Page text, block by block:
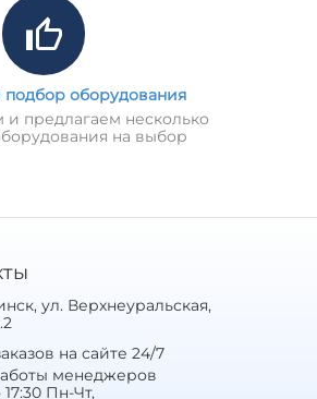
оборудования
и предлагаем несколько
на выбор
ул. Верхнеуральская,
на сайте 24/7
менеджеров
Пн-Чт,